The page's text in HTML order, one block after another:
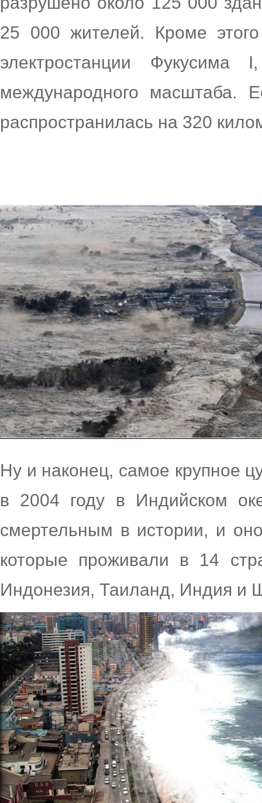
25 000 жителей. Кроме
электростанции Фукусима
международного масштаба.
распространилась на 320
Ну и наконец, самое крупное
в 2004 году в Индийском
смертельным в истории, и
которые проживали в 14
Индонезия, Таиланд, Индия и